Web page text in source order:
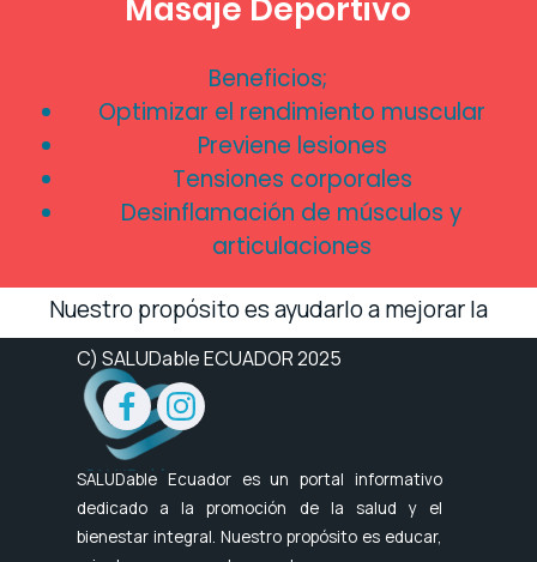
Beneficios;
Optimizar el rendimiento muscular
Previene lesiones
Tensiones corporales
Desinflamación de músculos y
articulaciones
Nuestro propósito es ayudarlo a mejorar la
calidad de vida de usted y su famlia haciendo
énfasis en la prevención.
C) SALUDable ECUADOR 2025
SALUDable Ecuador es un portal informativo
dedicado a la promoción de la salud y el
bienestar integral. Nuestro propósito es educar,